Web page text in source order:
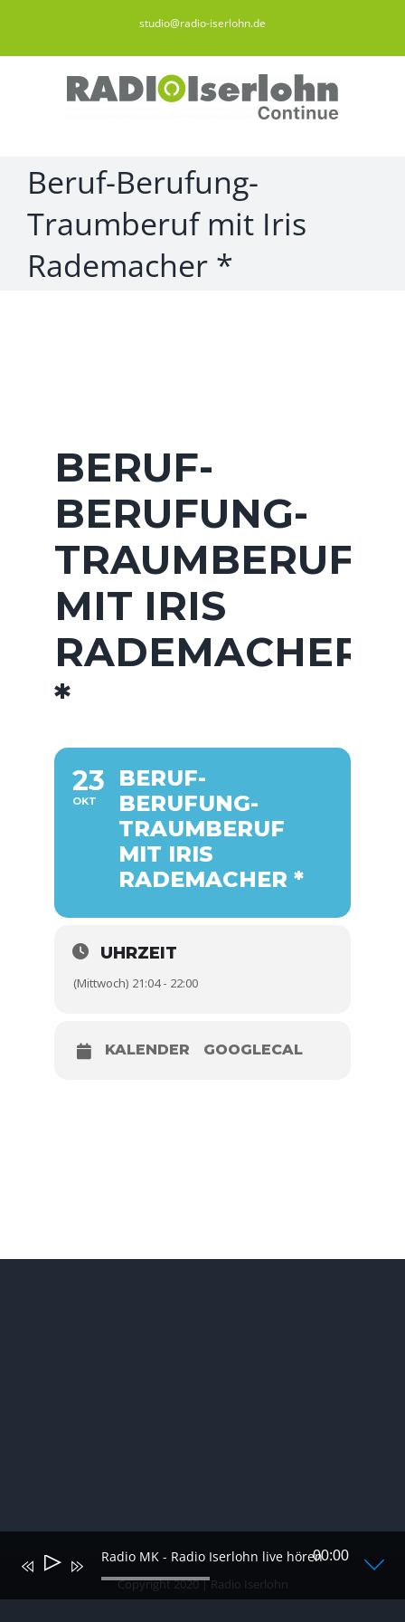
springen
studio@radio-iserlohn.de
Beruf-Berufung-
Traumberuf mit Iris
Rademacher *
BERUF-
BERUFUNG-
TRAUMBERUF
MIT IRIS
RADEMACHER
*
23
OKT
BERUF-
BERUFUNG-
TRAUMBERUF
MIT IRIS
RADEMACHER *
UHRZEIT
(Mittwoch) 21:04 - 22:00
KALENDER GOOGLECAL
Copyright 2020 | Radio Iserlohn
Radio MK - Radio Iserlohn live hören
Audio-
00:00